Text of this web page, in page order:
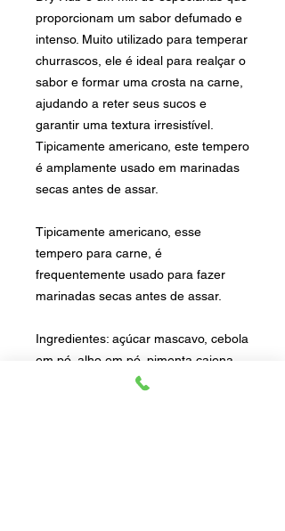
proporcionam um sabor defumado e
intenso. Muito utilizado para temperar
churrascos, ele é ideal para realçar o
sabor e formar uma crosta na carne,
ajudando a reter seus sucos e
garantir uma textura irresistível.
Tipicamente americano, este tempero
é amplamente usado em marinadas
secas antes de assar.
Tipicamente americano, esse
tempero para carne, é
frequentemente usado para fazer
marinadas secas antes de assar.
Ingredientes: açúcar mascavo, cebola
em pó, alho em pó, pimenta caiena,
páprica doce, páprica picante e